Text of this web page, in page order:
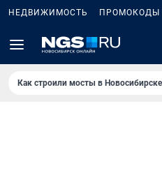
НЕДВИЖИМОСТЬ ПРОМОКОДЫ
Как строили мосты в Новосибирске